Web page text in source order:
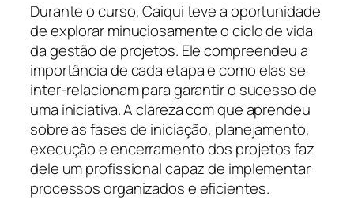
Durante o curso, Caiqui teve a oportunidade
de explorar minuciosamente o ciclo de vida
da gestão de projetos. Ele compreendeu a
importância de cada etapa e como elas se
inter-relacionam para garantir o sucesso de
uma iniciativa. A clareza com que aprendeu
sobre as fases de iniciação, planejamento,
execução e encerramento dos projetos faz
dele um profissional capaz de implementar
processos organizados e eficientes.